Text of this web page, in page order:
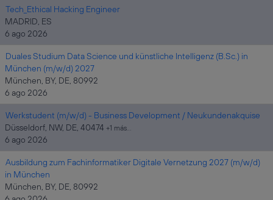
Tech_Ethical Hacking Engineer
MADRID, ES
6 ago 2026
Duales Studium Data Science und künstliche Intelligenz (B.Sc.) in
München (m/w/d) 2027
München, BY, DE, 80992
6 ago 2026
Werkstudent (m/w/d) - Business Development / Neukundenakquise
Düsseldorf, NW, DE, 40474 +1 más…
6 ago 2026
Ausbildung zum Fachinformatiker Digitale Vernetzung 2027 (m/w/d)
in München
München, BY, DE, 80992